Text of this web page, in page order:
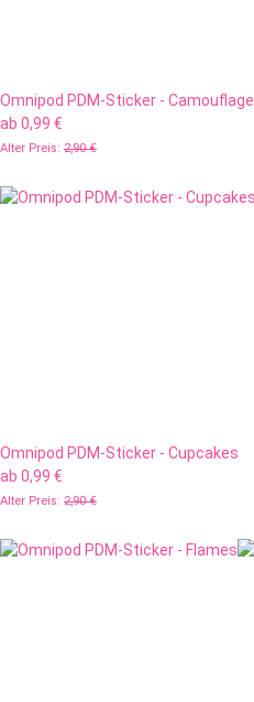
Omnipod PDM-Sticker - Camouflage
ab 0,99 €
Alter Preis: 2,90 €
Omnipod PDM-Sticker - Cupcakes
ab 0,99 €
Alter Preis: 2,90 €